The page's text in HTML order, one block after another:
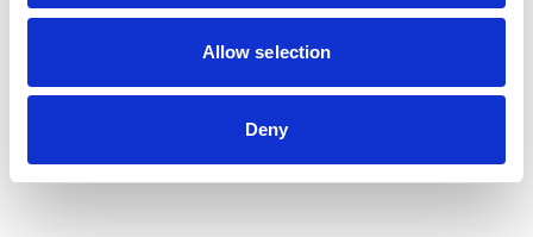
Allow selection
Deny